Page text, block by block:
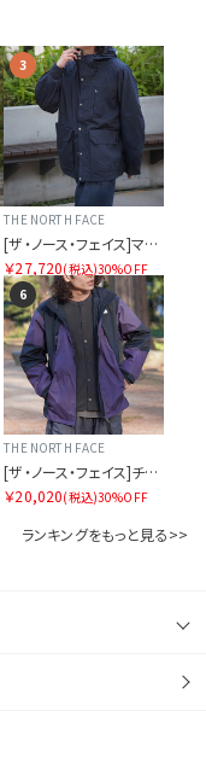
3
THE NORTH FACE
[ザ・ノース・フェイス]マウンテンパーカ
￥27,720(税込)30%OFF
6
THE NORTH FACE
[ザ・ノース・フェイス]チムニーウィンドジャケット
￥20,020(税込)30%OFF
ランキングをもっと見る>>